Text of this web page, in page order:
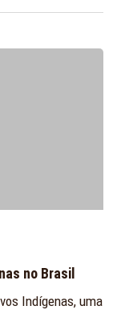
no Brasil
Indígenas, uma